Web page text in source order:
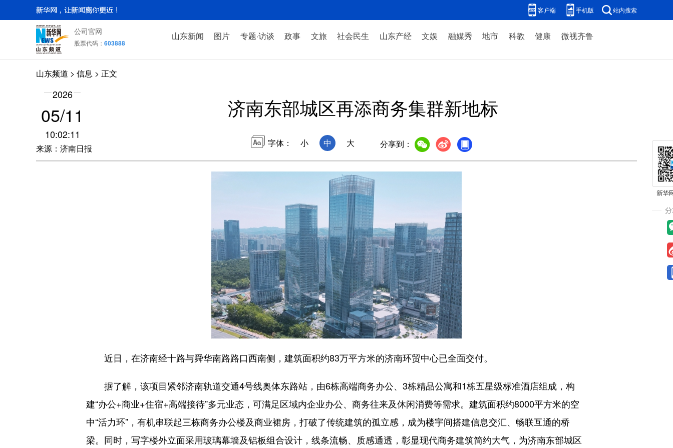
客户端 手机版 站内搜索
公司官网
股票代码： 603888
山东新闻 图片 专题·访谈 政事 文旅 社会民生 山东产经 文娱 融媒秀 地市 科教 健康 微视齐鲁
山东频道 > 信息 > 正文
2026
05/11
10:02:11
来源：济南日报
济南东部城区再添商务集群新地标
字体： 小 中 大 分享到：
近日，在济南经十路与舜华南路路口西南侧，建筑面积约83万平方米的济南环贸中心已全面交付。
据了解，该项目紧邻济南轨道交通4号线奥体东路站，由6栋高端商务办公、3栋精品公寓和1栋五星级标准酒店组成，构
建“办公+商业+住宿+高端接待”多元业态，可满足区域内企业办公、商务往来及休闲消费等需求。建筑面积约8000平方米的空
中“活力环”，有机串联起三栋商务办公楼及商业裙房，打破了传统建筑的孤立感，成为楼宇间搭建信息交汇、畅联互通的桥
梁。同时，写字楼外立面采用玻璃幕墙及铝板组合设计，线条流畅、质感通透，彰显现代商务建筑简约大气，为济南东部城区